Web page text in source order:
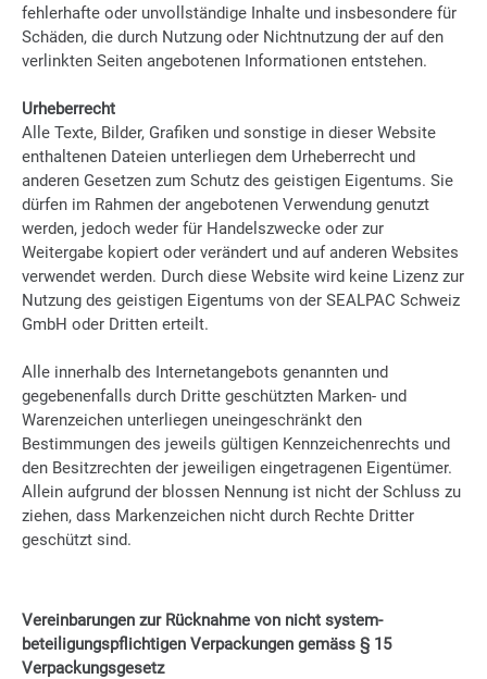
fehlerhafte oder unvollständige Inhalte und insbesondere für
Schäden, die durch Nutzung oder Nichtnutzung der auf den
verlinkten Seiten angebotenen Informationen entstehen.
Urheberrecht
Alle Texte, Bilder, Grafiken und sonstige in dieser Website
enthaltenen Dateien unterliegen dem Urheberrecht und
anderen Gesetzen zum Schutz des geistigen Eigentums. Sie
dürfen im Rahmen der angebotenen Verwendung genutzt
werden, jedoch weder für Handelszwecke oder zur
Weitergabe kopiert oder verändert und auf anderen Websites
verwendet werden. Durch diese Website wird keine Lizenz zur
Nutzung des geistigen Eigentums von der SEALPAC Schweiz
GmbH oder Dritten erteilt.
Alle innerhalb des Internetangebots genannten und
gegebenenfalls durch Dritte geschützten Marken- und
Warenzeichen unterliegen uneingeschränkt den
Bestimmungen des jeweils gültigen Kennzeichenrechts und
den Besitzrechten der jeweiligen eingetragenen Eigentümer.
Allein aufgrund der blossen Nennung ist nicht der Schluss zu
ziehen, dass Markenzeichen nicht durch Rechte Dritter
geschützt sind.
Vereinbarungen zur Rücknahme von nicht system-
beteiligungspflichtigen Verpackungen gemäss § 15
Verpackungsgesetz